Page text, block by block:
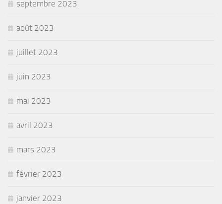
septembre 2023
août 2023
juillet 2023
juin 2023
mai 2023
avril 2023
mars 2023
février 2023
janvier 2023